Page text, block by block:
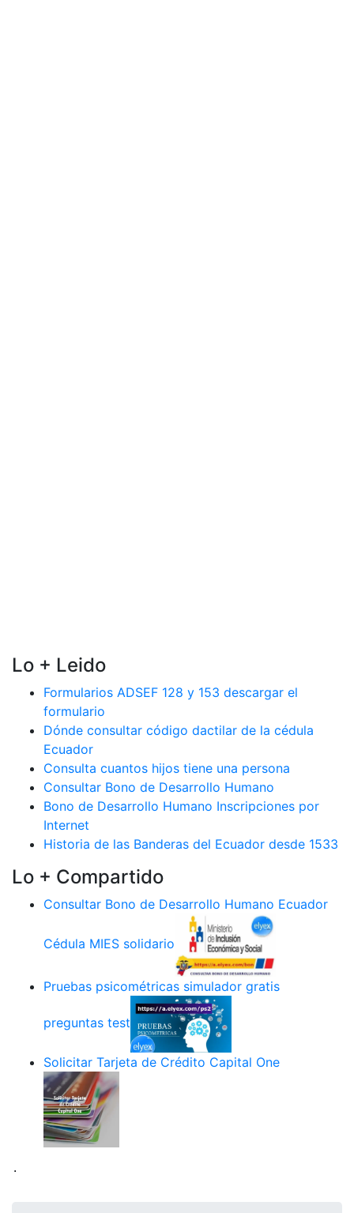
Lo + Leido
Formularios ADSEF 128 y 153 descargar el
formulario
Dónde consultar código dactilar de la cédula
Ecuador
Consulta cuantos hijos tiene una persona
Consultar Bono de Desarrollo Humano
Bono de Desarrollo Humano Inscripciones por
Internet
Historia de las Banderas del Ecuador desde 1533
Lo + Compartido
Consultar Bono de Desarrollo Humano Ecuador
Cédula MIES solidario
Pruebas psicométricas simulador gratis
preguntas test
Solicitar Tarjeta de Crédito Capital One
.